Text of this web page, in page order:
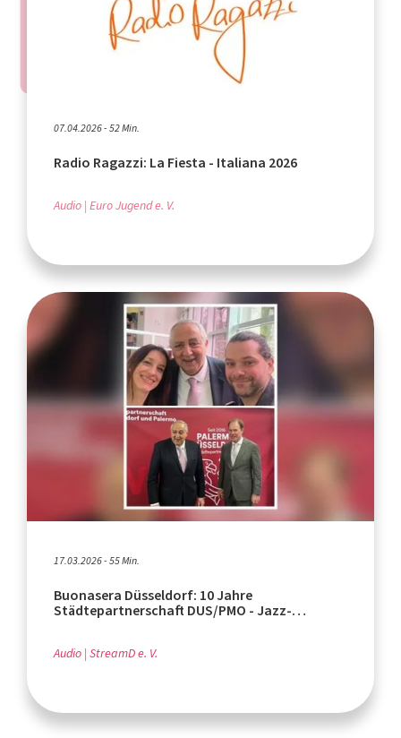
07.04.2026 - 52 Min.
Radio Ragazzi: La Fiesta - Italiana 2026
Audio Euro Jugend e. V.
17.03.2026 - 55 Min.
Buonasera Düsseldorf: 10 Jahre
Städtepartnerschaft DUS/PMO - Jazz-
Audio StreamD e. V.